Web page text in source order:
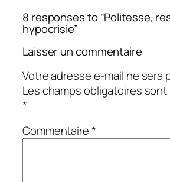
8 responses to “Politesse,
hypocrisie”
Laisser un commentaire
Votre adresse e-mail ne sera
Les champs obligatoires
*
Commentaire*